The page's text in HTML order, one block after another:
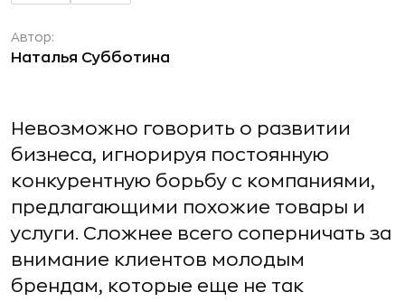
Автор:
Наталья Субботина
Невозможно говорить о развитии
бизнеса, игнорируя постоянную
конкурентную борьбу с компаниями,
предлагающими похожие товары и
услуги. Сложнее всего соперничать за
внимание клиентов молодым
брендам, которые еще не так